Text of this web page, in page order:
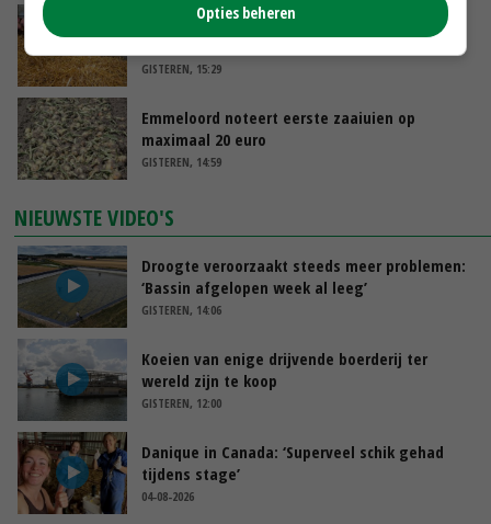
Frans onderzoekcentrum bestrijkt hele
GISTEREN, 15:29
Emmeloord noteert eerste zaaiuien op
maximaal 20 euro
GISTEREN, 14:59
NIEUWSTE VIDEO'S
Droogte veroorzaakt steeds meer problemen:
‘Bassin afgelopen week al leeg’
GISTEREN, 14:06
Koeien van enige drijvende boerderij ter
wereld zijn te koop
GISTEREN, 12:00
Danique in Canada: ‘Superveel schik gehad
tijdens stage’
04-08-2026
Opties beheren